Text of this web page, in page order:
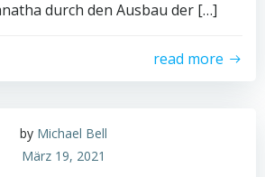
durch den Ausbau der […]
read more
by Michael Bell
März 19, 2021